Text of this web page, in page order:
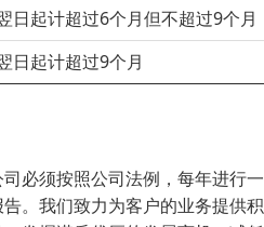
日起计超过6个月但不超过9个月
日起计超过9个月
必须按照公司法例，每年进行
。我们致力为客户的业务提供